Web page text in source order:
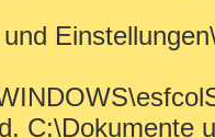
C:\Dokumente